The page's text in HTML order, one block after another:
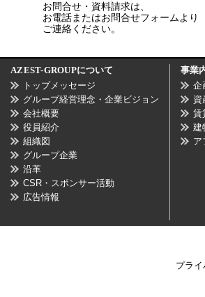
お問合せ・資料請求は、
お電話またはお問合せフォームより
ご連絡ください。
AZEST-GROUPについて
トップメッセージ
グループ経営理念・企業ビジョン
会社概要
役員紹介
組織図
グループ企業
沿革
CSR・スポンサー活動
広告情報
事業
企
資
賃
建
ア
プラ